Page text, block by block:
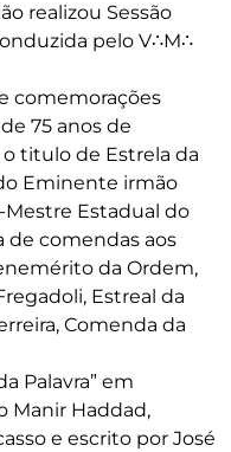
realizou Sessão
pelo V∴M∴
comemorações
75 anos de
titulo de Estrela da
Eminente irmão
Mestre Estadual do
de comendas aos
da Ordem,
Estreal da
Comenda da
Palavra” em
Manir Haddad,
e escrito por José